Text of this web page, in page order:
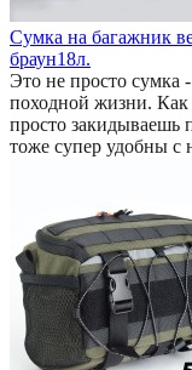
Сумка на багажник
браун18л.
Это не просто сумка
походной жизни. Как
просто закидываешь
тоже супер удобны с